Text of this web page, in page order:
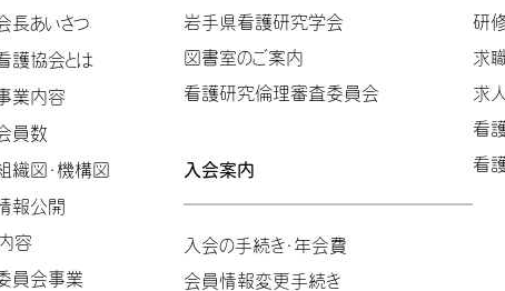
長あいさつ
護協会とは
業内容
員数
織図・機構図
報公開
容
員会事業
岩手県看護研究学会
図書室のご案内
看護研究倫理審査委員会
入会案内
入会の手続き・年会費
会員情報変更手続き
研修
求
求
看
看